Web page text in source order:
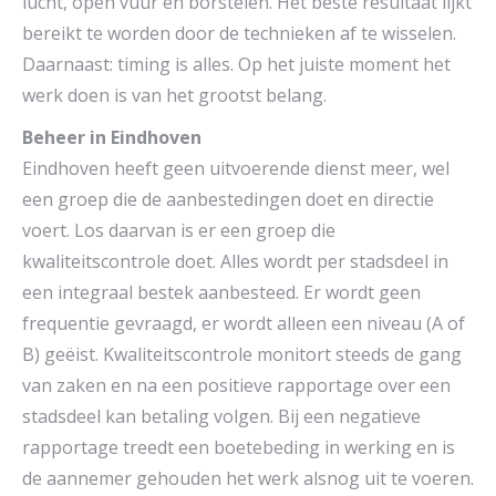
bereikt te worden door de technieken af te wisselen.
Daarnaast: timing is alles. Op het juiste moment het
werk doen is van het grootst belang.
Beheer in Eindhoven
Eindhoven heeft geen uitvoerende dienst meer, wel
een groep die de aanbestedingen doet en directie
voert. Los daarvan is er een groep die
kwaliteitscontrole doet. Alles wordt per stadsdeel in
een integraal bestek aanbesteed. Er wordt geen
frequentie gevraagd, er wordt alleen een niveau (A of
B) geëist. Kwaliteitscontrole monitort steeds de gang
van zaken en na een positieve rapportage over een
stadsdeel kan betaling volgen. Bij een negatieve
rapportage treedt een boetebeding in werking en is
de aannemer gehouden het werk alsnog uit te voeren.